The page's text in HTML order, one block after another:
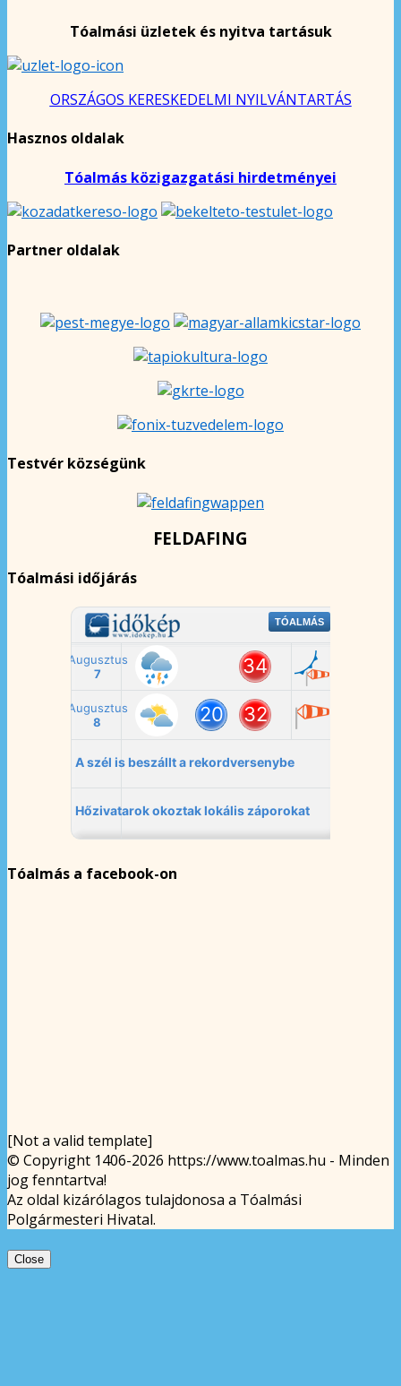
Tóalmási üzletek és nyitva tartásuk
ORSZÁGOS KERESKEDELMI NYILVÁNTARTÁS
Hasznos oldalak
Tóalmás közigazgatási hirdetményei
Partner oldalak
Testvér községünk
FELDAFING
Tóalmási időjárás
Tóalmás a facebook-on
[Not a valid template]
© Copyright 1406-2026 https://www.toalmas.hu - Minden
jog fenntartva!
Az oldal kizárólagos tulajdonosa a Tóalmási
Polgármesteri Hivatal.
Close